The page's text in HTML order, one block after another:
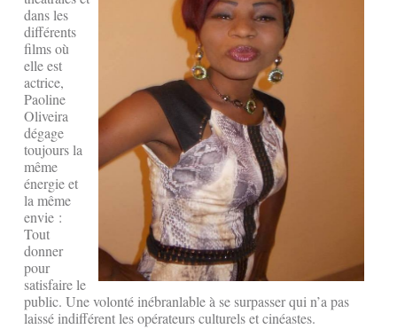
dans les
différents
films où
elle est
actrice,
Paoline
Oliveira
dégage
toujours la
même
énergie et
la même
envie :
Tout
donner
pour
satisfaire le
public. Une volonté inébranlable à se surpasser qui n’a pas
laissé indifférent les opérateurs culturels et cinéastes.